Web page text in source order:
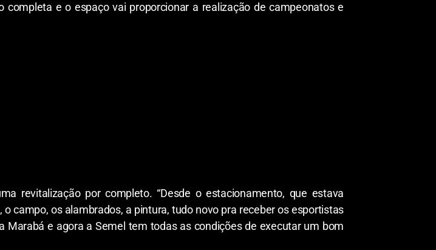
e o espaço vai proporcionar a realização de campeonatos e
revitalização por completo. “Desde o estacionamento, que estava
campo, os alambrados, a pintura, tudo novo pra receber os esportistas
e agora a Semel tem todas as condições de executar um bom